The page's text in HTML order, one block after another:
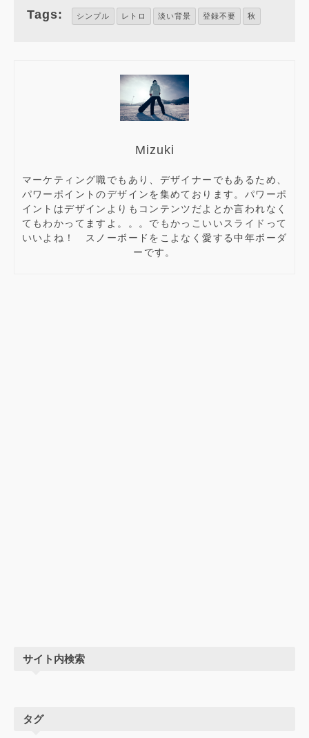
Tags: シンプル レトロ 淡い背景 登録不要 秋
Mizuki
マーケティング職でもあり、デザイナーでもあるため、
パワーポイントのデザインを集めております。パワーポ
イントはデザインよりもコンテンツだよとか言われなく
てもわかってますよ。。。でもかっこいいスライドって
いいよね！ スノーボードをこよなく愛する中年ボーダ
ーです。
サイト内検索
タグ